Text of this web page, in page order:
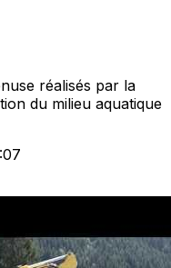
réalisés par la
du milieu aquatique